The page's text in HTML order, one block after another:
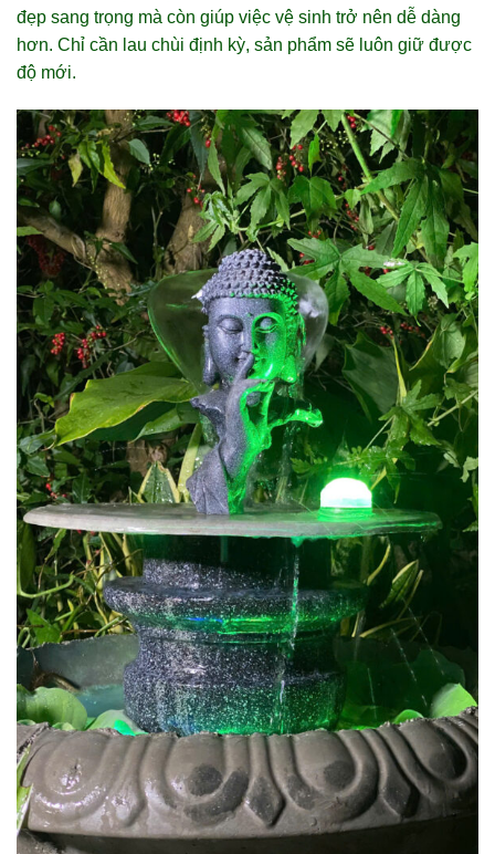
đẹp sang trọng mà còn giúp việc vệ sinh trở nên dễ dàng
hơn. Chỉ cần lau chùi định kỳ, sản phẩm sẽ luôn giữ được
độ mới.